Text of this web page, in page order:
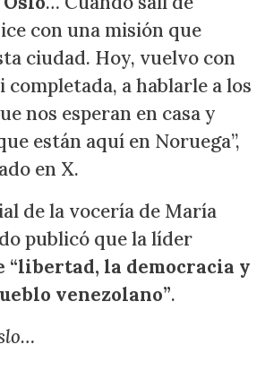
con una misión que
ciudad. Hoy, vuelvo con
completada, a hablarle a los
nos esperan en casa y
están aquí en Noruega”,
en X.
de la vocería de María
publicó que la líder
“libertad, la democracia y
venezolano”.